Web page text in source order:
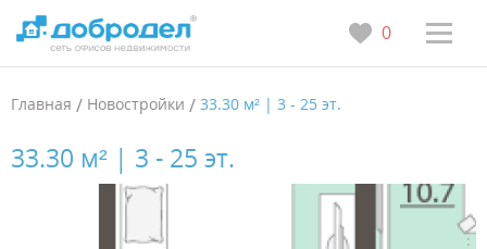
0
Главная / Новостройки / 33.30 м² | 3 - 25 эт.
33.30 м² | 3 - 25 эт.